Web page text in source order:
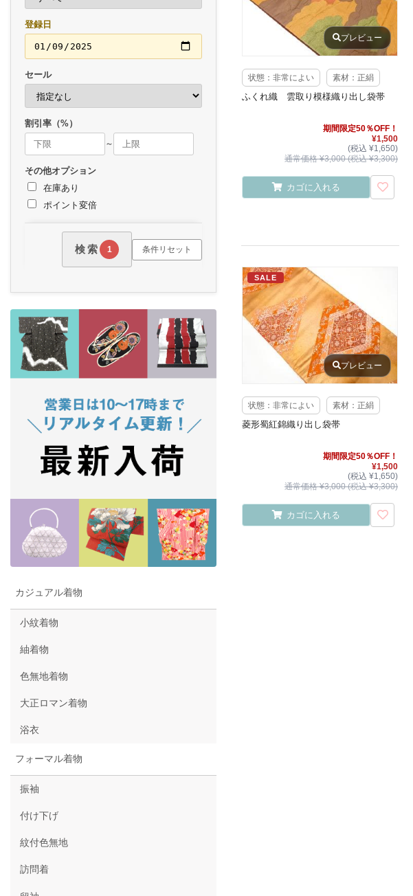
登録日
セール
割引率（%）
～
その他オプション
在庫あり
ポイント変倍
検索 1 条件リセット
カジュアル着物
小紋着物
紬着物
色無地着物
大正ロマン着物
浴衣
フォーマル着物
振袖
付け下げ
紋付色無地
訪問着
プレビュー
状態：非常によい 素材：正絹
ふくれ織 雲取り模様織り出し袋帯
期間限定50％OFF！
¥1,500
(税込 ¥1,650)
通常価格 ¥3,000 (税込 ¥3,300)
カゴに入れる
SALE
プレビュー
状態：非常によい 素材：正絹
菱形蜀紅錦織り出し袋帯
期間限定50％OFF！
¥1,500
(税込 ¥1,650)
通常価格 ¥3,000 (税込 ¥3,300)
カゴに入れる